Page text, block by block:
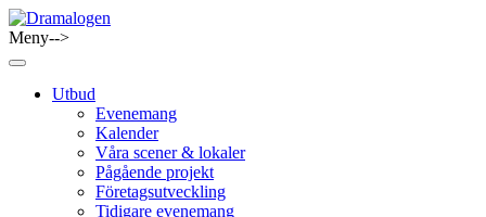
Skip
to
content
Meny-->
Utbud
Evenemang
Kalender
Våra scener & lokaler
Pågående projekt
Företagsutveckling
Tidigare evenemang